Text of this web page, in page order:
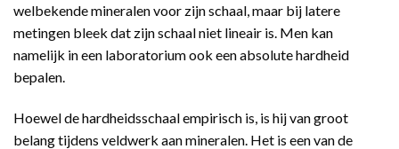
welbekende mineralen voor zijn schaal, maar bij latere
metingen bleek dat zijn schaal niet lineair is. Men kan
namelijk in een laboratorium ook een absolute hardheid
bepalen.
Hoewel de hardheidsschaal empirisch is, is hij van groot
belang tijdens veldwerk aan mineralen. Het is een van de